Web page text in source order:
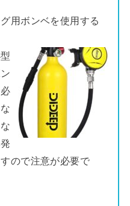
用ボンベを使用する
ので注意が必要で